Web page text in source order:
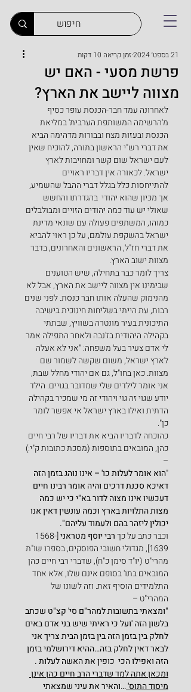
פרשת מסעי - האם יש
מצווה ליישב את הארץ?
21 בספט׳ 2024 זמן קריאה 10 דקות
לאחרונה עמד חבר-הכנסת עופר כסיף
מ'הרשימה המשותפת הערבית' במליאת
הכנסת ובעזות מצח ובבורות מדהימה הביא
את דברי רש"י הראשון בתורה, להוכיח שאין
לעם ישראל שום קשר ומחויבות לארץ
ישראל. לכאורה אין דבריו ראויים
להתייחסות כלל בגלל דברי ההבל שהשמיע,
אך מכיון שהוא יהודי  בהגדרתו והחשש
שאולי יש עוד כמה יהודים הזויים ומבולבלים
כמוהו, המשתפים פעולה עם שונאי מדינת
ישראל בהשקפת עולמם, על כן ראוי להביא
את דברי חז"ל, הראשונים והאחרונים, בדבר
מצוות ישוב הארץ.
צריך לומר כבר בתחילה, שיש הטוענים
שבימינו אין מצווה ליישב את הארץ, אבל לא
מהנימוק שהעלה אותו חבר כנסת. לפני שנים
רבות, עת הייתי בשליחות חינוכית בישיבה
התיכונית בעיר מונטרה בשוויץ, שבתתי
בקהילה היהודית בז'נבה ולאחר התפילה אמר
לי אדם צעיר בעל משפחה: "אני לא אעלה
לארץ ישראל, משום שקשה לשמור שם
מצוות. כאן בחו"ל, גם אם יהודי מחלל שבת,
אני אומר לילדים שלי שמדובר בגויים. הילד
יודע שגוי זה גוי ויהודי זה מי שמכיר בקהילה
הדתית ואילו בארץ ישראל אי אפשר לומר
כן".
כהוכחה לדבריו הביא את דבריו של רבי חיים
כהן, המובאים בתוספות (מסכת כתובות ק"י:)
–
"הוא אומר לעלות כו' – אינו נוהג בזמן הזה
דאיכא סכנת דרכים והיה אומר רבינו חיים
דעכשיו אינו מצוה לדור בא"י כי יש כמה
מצות התלויות בארץ וכמה עונשין דאין אנו
יכולין ליזהר בהם ולעמוד עליהם".
וכבר כתב על כך רבי יוסף מטראני [1568-
1639], מגדולי חשובי הפוסקים, בספרו שו"ת
מהרי"ט (יו"ד סימן כ"ח), שדברי רבי חיים כהן
המובאים בתו' בסופם אינם שלו, אלא אחד
התלמידים הוסיף זאת. וזה לשונו של
המהרי"ט –
"ומצאתי בתשובות למהר"ם סי' קצ"ט שכתב
בלשון הזה 'ועל כי ראיתי שיש בני אדם באים
לחלק בין בזמן הזה בין בזמן הבית צריך אני
לבאר דאין לחלק בזה…ההיא דירושלמי בזמן
הזה ואפילו הכי  כופין את האשה לעלות .
ומכאן אתה למד שדברי הרב חיים כהן אינן
מיסוד התוס' …והאיר את עיני שמצאתי